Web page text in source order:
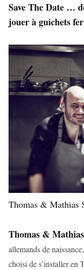
Save The Date …
jouer à guichets
Thomas & Mathias
Thomas &
allemands de
choisi de s’installer en